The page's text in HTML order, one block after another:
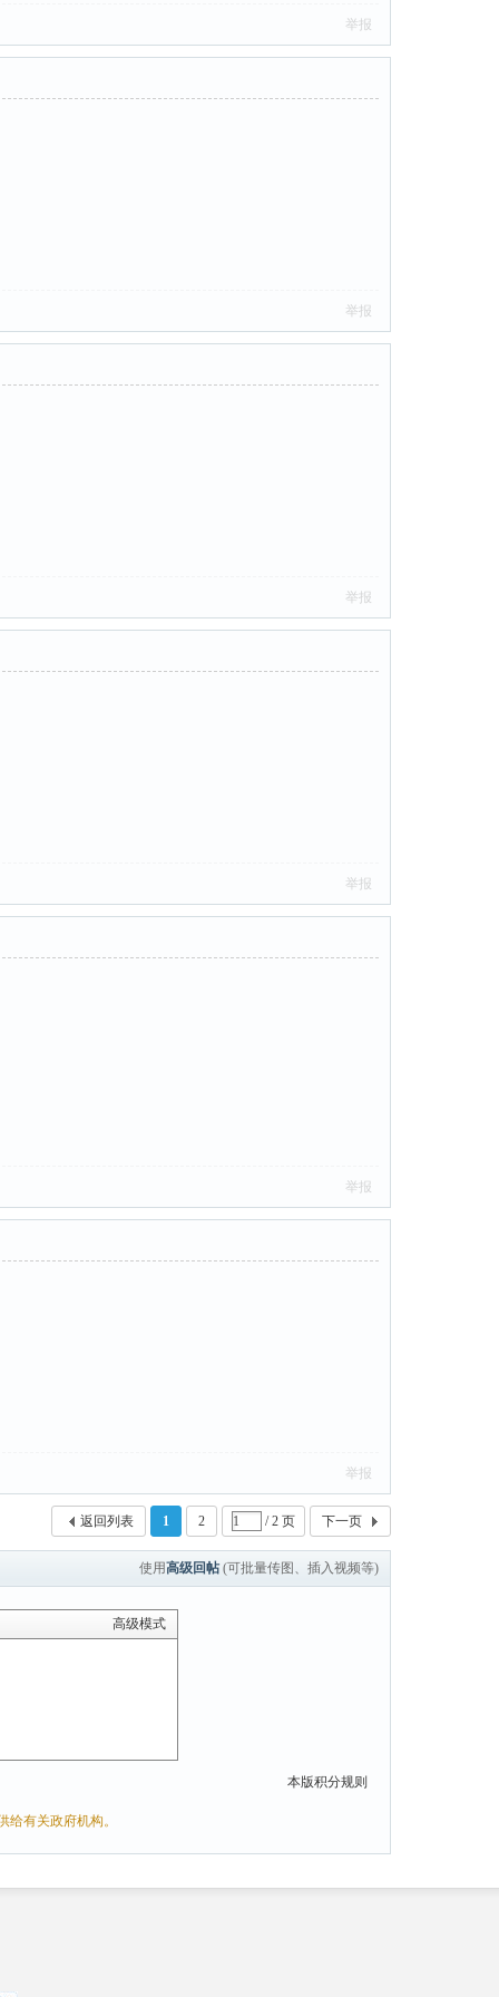
举报
举报
举报
举报
举报
举报
1 2 / 2 页 下一页
返回列表
使用高级回帖 (可批量传图、插入视频等)
高级模式
本版积分规则
有关政府机构。